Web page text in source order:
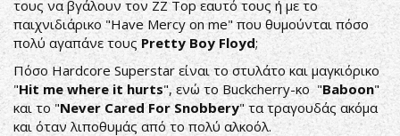
τους να βγάλουν τον ZZ Top εαυτό τους ή με το
παιχνιδιάρικο "Have Mercy on me" που θυμούνται πόσο
πολύ αγαπάνε τουςPretty Boy Floyd;
Πόσο Hardcore Superstar είναι το στυλάτο και μαγκιόρικο
"Hit me where it hurts", ενώ το Buckcherry-κο "Baboon"
και το "Never Cared For Snobbery" τα τραγουδάς ακόμα
και όταν λιποθυμάς από το πολύ αλκοόλ.